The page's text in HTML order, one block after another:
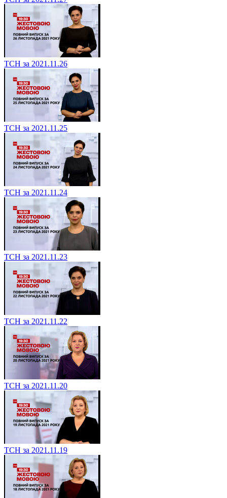
ТСН за 2021.11.26
ТСН за 2021.11.25
ТСН за 2021.11.24
ТСН за 2021.11.23
ТСН за 2021.11.22
ТСН за 2021.11.20
ТСН за 2021.11.19